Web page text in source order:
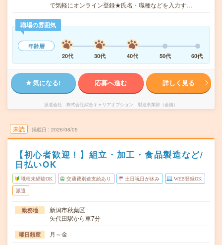
で気軽にオンライン登録★氏名・職種などを入力す…
職場の雰囲気
年齢層
20代
30代 40代 50代 60代
気になる! 応募へ進む 詳しく見る
派遣会社 株式会社綜合キャリアオプション 製造事業部（全国）
未読 掲載日 2026/08/05
【初心者歓迎！】組立・加工・食品製造など/
日払いOK
職種未経験OK 交通費別途支給あり 土日祝日が休み WEB登録OK
派遣
勤務地
新潟市秋葉区
矢代田駅から車7分
曜日頻度 月～金